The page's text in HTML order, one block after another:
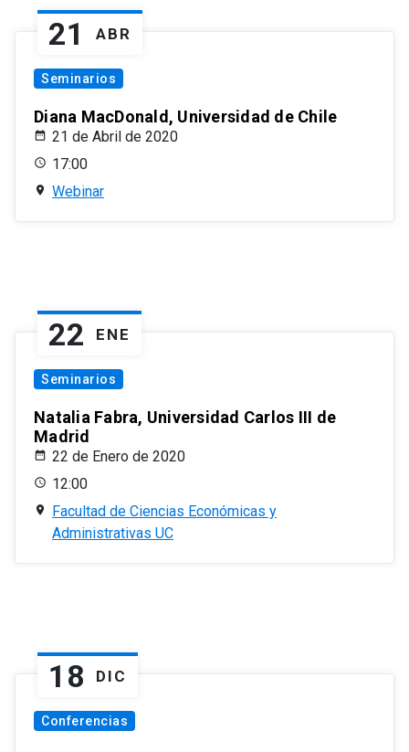
21 ABR
Seminarios
Diana MacDonald, Universidad de Chile
21 de Abril de 2020
17:00
Webinar
22 ENE
Seminarios
Natalia Fabra, Universidad Carlos III de
Madrid
22 de Enero de 2020
12:00
Facultad de Ciencias Económicas y
Administrativas UC
18 DIC
Conferencias